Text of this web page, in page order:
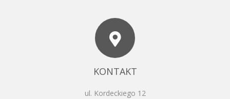
KONTAKT
ul. Kordeckiego 12